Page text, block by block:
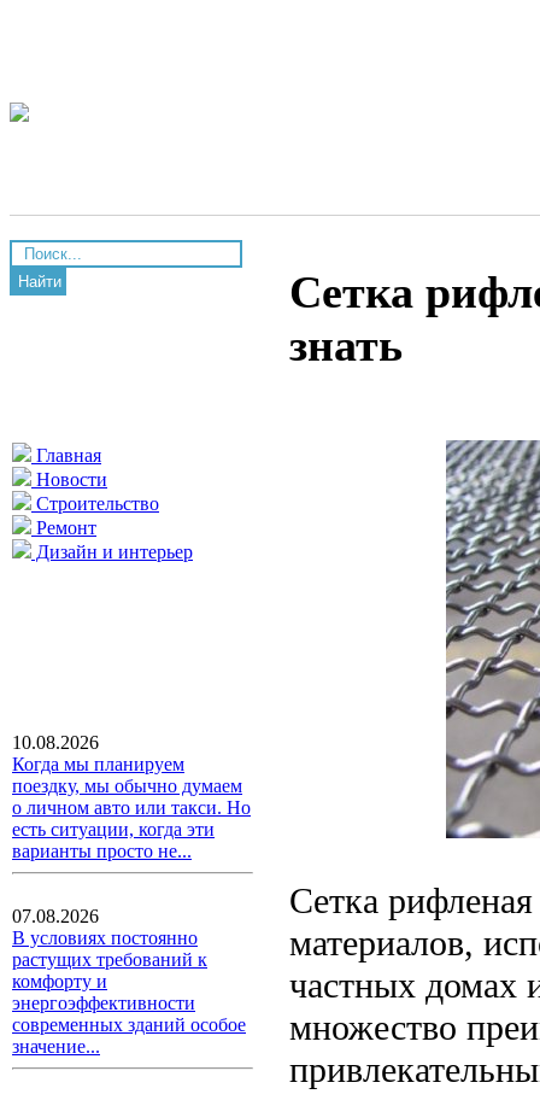
Найти
Главная
Новости
Строительство
Ремонт
Дизайн и интерьер
10.08.2026
Когда мы планируем
поездку, мы обычно думаем
о личном авто или такси. Но
есть ситуации, когда эти
варианты просто не...
07.08.2026
В условиях постоянно
растущих требований к
комфорту и
энергоэффективности
современных зданий особое
значение...
Сетка
знать
Сетка
материалов,
частных домах
множество